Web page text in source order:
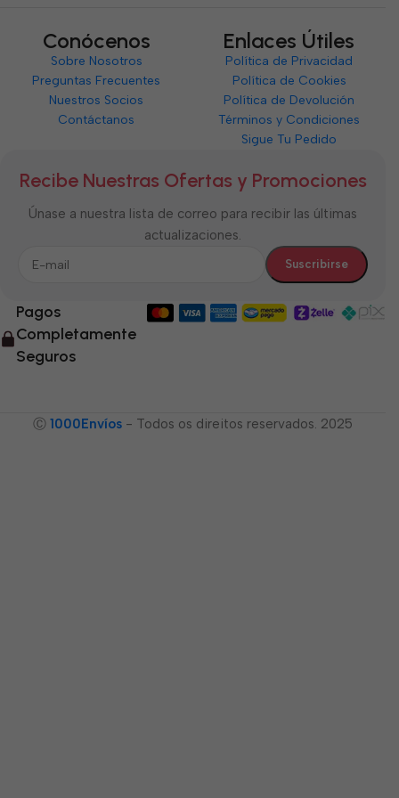
Conócenos
Sobre Nosotros
Preguntas Frecuentes
Nuestros Socios
Contáctanos
Enlaces Útiles
Política de Privacidad
Política de Cookies
Política de Devolución
Términos y Condiciones
Sigue Tu Pedido
Recibe Nuestras Ofertas y Promociones
Únase a nuestra lista de correo para recibir las últimas
actualizaciones.
Pagos
Completamente
Seguros
Ⓒ 1000Envíos - Todos os direitos reservados. 2025